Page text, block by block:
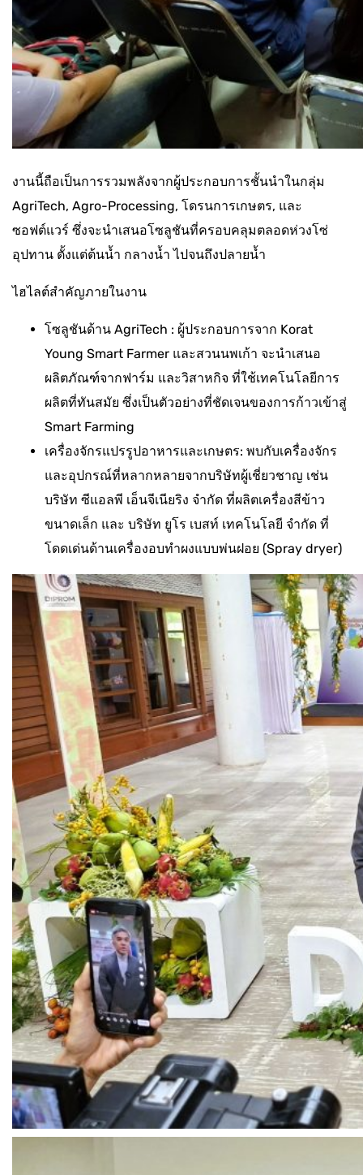
งานนี้ถือเป็นการรวมพลังจากผู้ประกอบการชั้นนำในกลุ่ม
AgriTech, Agro-Processing, โดรนการเกษตร, และ
ซอฟต์แวร์ ซึ่งจะนำเสนอโซลูชันที่ครอบคลุมตลอดห่วงโซ่
อุปทาน ตั้งแต่ต้นน้ำ กลางน้ำ ไปจนถึงปลายน้ำ
ไฮไลต์สำคัญภายในงาน
โซลูชันด้าน AgriTech : ผู้ประกอบการจาก Korat
Young Smart Farmer และสวนนพเก้า จะนำเสนอ
ผลิตภัณฑ์จากฟาร์ม และวิสาหกิจ ที่ใช้เทคโนโลยีการ
ผลิตที่ทันสมัย ซึ่งเป็นตัวอย่างที่ชัดเจนของการก้าวเข้าสู่
Smart Farming
เครื่องจักรแปรรูปอาหารและเกษตร: พบกับเครื่องจักร
และอุปกรณ์ที่หลากหลายจากบริษัทผู้เชี่ยวชาญ เช่น
บริษัท ซีแอลพี เอ็นจีเนียริง จำกัด ที่ผลิตเครื่องสีข้าว
ขนาดเล็ก และ บริษัท ยูโร เบสท์ เทคโนโลยี จำกัด ที่
โดดเด่นด้านเครื่องอบทำผงแบบพ่นฝอย (Spray dryer)